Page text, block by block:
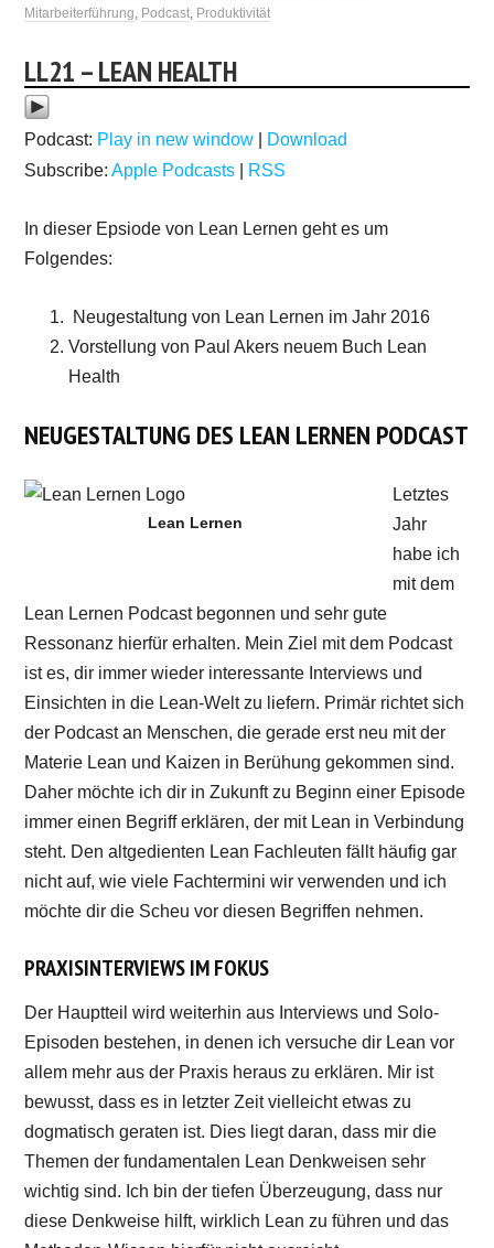
Mitarbeiterführung, Podcast, Produktivität
LL21 – LEAN HEALTH
Podcast: Play in new window
Download
Subscribe:Apple Podcasts RSS
In dieser Epsiode von Lean Lernen geht es um
Folgendes:
Neugestaltung von Lean Lernen im Jahr 2016
Vorstellung von Paul Akers neuem Buch Lean
Health
NEUGESTALTUNG DES LEAN LERNEN PODCAST
Lean Lernen
Letztes
Jahr
habe ich
mit dem
Lean Lernen Podcast begonnen und sehr gute
Ressonanz hierfür erhalten. Mein Ziel mit dem Podcast
ist es, dir immer wieder interessante Interviews und
Einsichten in die Lean-Welt zu liefern. Primär richtet sich
der Podcast an Menschen, die gerade erst neu mit der
Materie Lean und Kaizen in Berühung gekommen sind.
Daher möchte ich dir in Zukunft zu Beginn einer Episode
immer einen Begriff erklären, der mit Lean in Verbindung
steht. Den altgedienten Lean Fachleuten fällt häufig gar
nicht auf, wie viele Fachtermini wir verwenden und ich
möchte dir die Scheu vor diesen Begriffen nehmen.
PRAXISINTERVIEWS IM FOKUS
Der Hauptteil wird weiterhin aus Interviews und Solo-
Episoden bestehen, in denen ich versuche dir Lean vor
allem mehr aus der Praxis heraus zu erklären. Mir ist
bewusst, dass es in letzter Zeit vielleicht etwas zu
dogmatisch geraten ist. Dies liegt daran, dass mir die
Themen der fundamentalen Lean Denkweisen sehr
wichtig sind. Ich bin der tiefen Überzeugung, dass nur
diese Denkweise hilft, wirklich Lean zu führen und das